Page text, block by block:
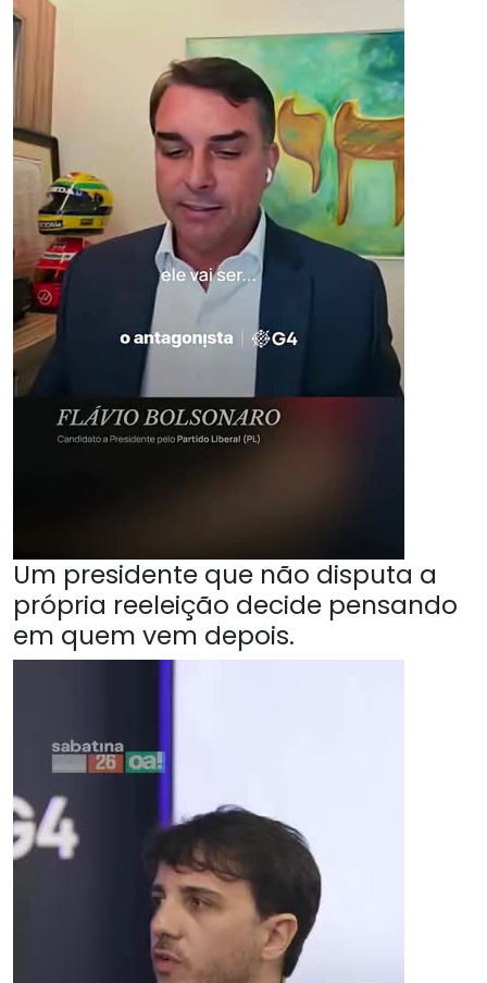
Um presidente que não disputa a
própria reeleição decide pensando
em quem vem depois.